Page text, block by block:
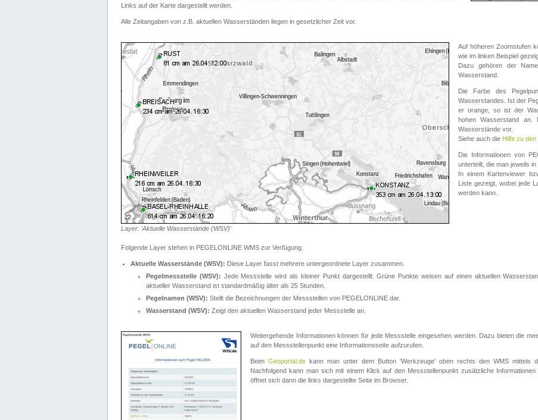
Links auf der Karte dargestellt werden.
Alle Zeitangaben von z.B. aktuellen Wasserständen liegen in gesetzlicher Zeit vor.
Layer: 'Aktuelle Wasserstände (WSV)'
Auf höheren Zoomstufen
wie im linken Beispiel
Dazu gehören der
Wasserstand.
Die Farbe des
Wasserstandes. Ist der
er orange, so ist der
hohen Wasserstand
Wasserstände vor.
Siehe auch die Hilfe zu
Die Informationen von
unterteilt, die man jeweils
In einem Kartenviewer
Liste gezeigt, wobei jede
werden kann.
Folgende Layer stehen in PEGELONLINE WMS zur Verfügung.
Aktuelle Wasserstände (WSV): Diese Layer fasst mehrere untergeordnete Layer zusammen.
Pegelmessstelle (WSV): Jede Messstelle wird als kleiner Punkt dargestellt. Grüne Punkte weisen auf einen aktuellen
aktueller Wasserstand ist standardmäßig älter als 25 Stunden.
Pegelnamen (WSV): Stellt die Bezeichnungen der Messstellen von PEGELONLINE dar.
Wasserstand (WSV): Zeigt den aktuellen Wasserstand jeder Messstelle an.
Weitergehende Informationen können für jede Messstelle eingesehen werden. Dazu bieten die
auf den Messstellenpunkt eine Informationsseite aufzurufen.
Beim Geoportal.de kann man unter dem Button 'Werkzeuge' oben rechts den WMS mittels
Nachfolgend kann man sich mit einem Klick auf den Messstellenpunkt zusätzliche Informationen
öffnet sich dann die links dargestellte Seite im Browser.